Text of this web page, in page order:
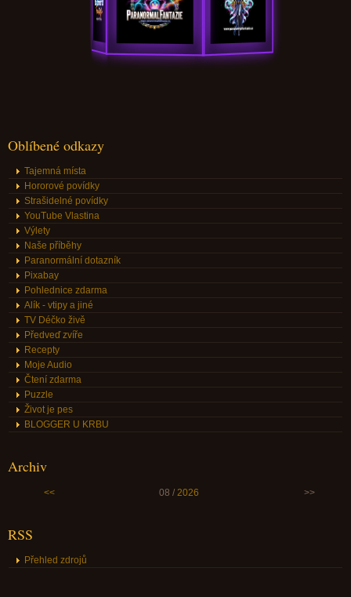
Oblíbené odkazy
Tajemná místa
Hororové povídky
Strašidelné povídky
YouTube Vlastina
Výlety
Naše příběhy
Paranormální dotazník
Pixabay
Pohlednice zdarma
Alík - vtipy a jiné
TV Déčko živě
Předveď zvíře
Recepty
Moje Audio
Čtení zdarma
Puzzle
Život je pes
BLOGGER U KRBU
Archiv
<< 08 / 2026 >>
RSS
Přehled zdrojů